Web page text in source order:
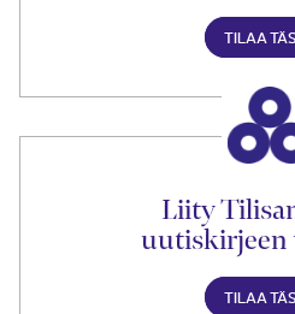
TILAA
Liity
uutiskirjeen
TILAA